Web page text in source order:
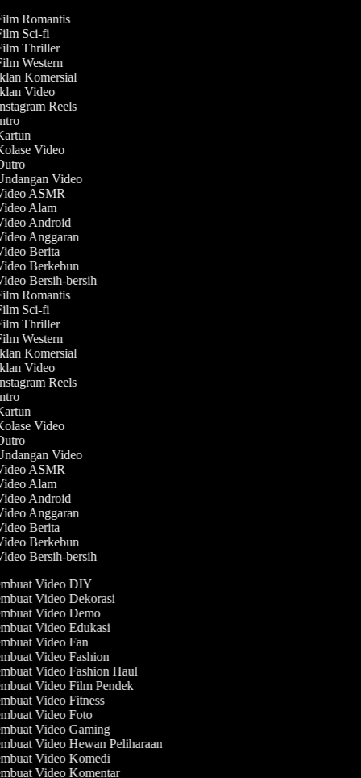
Romantis
Sci-fi
Thriller
Western
Komersial
Video
Reels
Video
Video
ASMR
Alam
Android
Anggaran
Berita
Berkebun
Bersih-bersih
Romantis
Sci-fi
Thriller
Western
Komersial
Video
Reels
Video
Video
ASMR
Alam
Android
Anggaran
Berita
Berkebun
Bersih-bersih
Video DIY
Video Dekorasi
Video Demo
Video Edukasi
Video Fan
Video Fashion
Video Fashion Haul
Video Film Pendek
Video Fitness
Video Foto
Video Gaming
Video Hewan Peliharaan
Video Komedi
Video Komentar